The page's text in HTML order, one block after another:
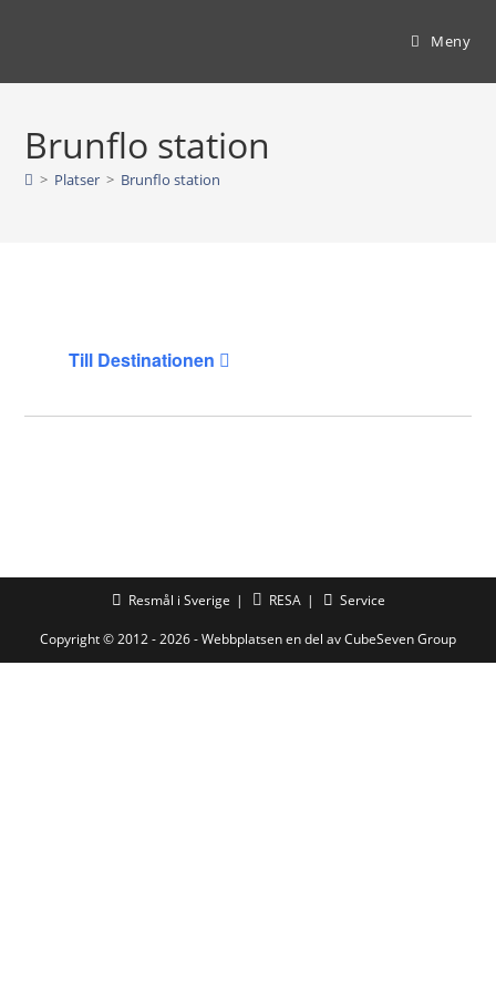
Meny
Brunflo station
> Platser > Brunflo station
Till Destinationen
Resmål i Sverige RESA Service
Copyright © 2012 - 2026 - Webbplatsen en del avCubeSeven Group